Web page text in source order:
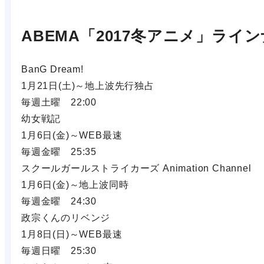
ABEMA「2017冬アニメ」ライ
BanG Dream!
1月21日(土)～地上波先行独占
毎週土曜 22:00
幼女戦記
1月6日(金)～WEB最速
毎週金曜 25:35
スクールガールストライカーズ Animation Channel
1月6日(金)～地上波同時
毎週金曜 24:30
政宗くんのリベンジ
1月8日(日)～WEB最速
毎週日曜 25:30